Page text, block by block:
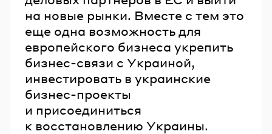
на новые рынки. Вместе с тем это
еще одна возможность для
европейского бизнеса укрепить
бизнес-связи с Украиной,
инвестировать в украинские
бизнес-проекты
и присоединиться
к восстановлению Украины.